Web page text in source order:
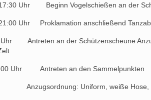
an der
anschließend Tanzabend mit
Antreten an der Schützenscheune
an den Sammelpunkten
weiße Hose,